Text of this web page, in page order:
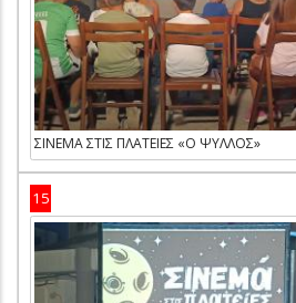
ΣΙΝΕΜΑ ΣΤΙΣ ΠΛΑΤΕΙΕΣ «Ο ΨΥΛΛΟΣ»
15